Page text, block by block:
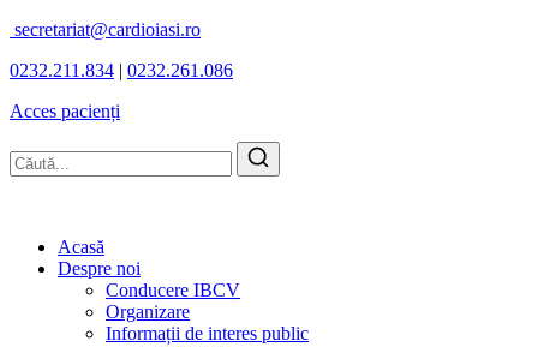
secretariat@cardioiasi.ro
0232.211.834 | 0232.261.086
Acces pacienți
Acasă
Despre noi
Conducere IBCV
Organizare
Informații de interes public